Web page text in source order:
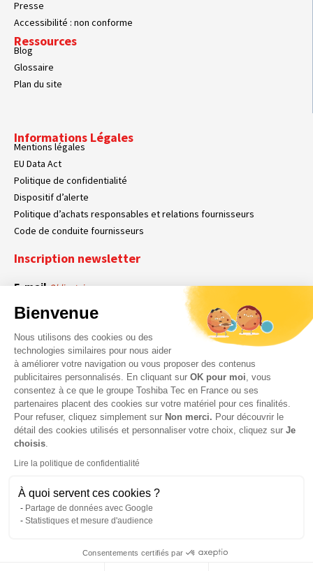
Presse
Accessibilité : non conforme
Ressources
Blog
Glossaire
Plan du site
Informations Légales
Mentions légales
EU Data Act
Politique de confidentialité
Dispositif d’alerte
Politique d’achats responsables et relations fournisseurs
Code de conduite fournisseurs
Inscription newsletter
E-mailObligatoire
RGPD
Obligatoire
En cochant cette case, vous acceptez que Toshiba Tec France collecte vos
données personnelles. Pour plus d’informations sur notre politique en matière
de données personnelles,cliquez ici.Obligatoire
© 2026 Toshiba Tec France Imaging Systems – Tous droits
réservés
Bienvenue
Nous utilisons des cookies ou des
technologies similaires pour nous aider
à améliorer votre navigation ou vous proposer des contenus
publicitaires personnalisés. En cliquant sur OK pour moi , vous
consentez à ce que le groupe Toshiba Tec en France ou ses
partenaires placent des cookies sur votre matériel pour ces finalités.
Pour refuser, cliquez simplement sur Non merci. Pour découvrir le
détail des cookies utilisés et personnaliser votre choix, cliquez sur Je
choisis
Lire la politique de confidentialité
À quoi servent ces cookies ?
Partage de données avec Google
Statistiques et mesure d'audience
Consentements certifiés par